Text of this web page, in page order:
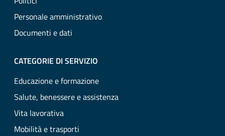
Personale amministrativo
Documenti e dati
CATEGORIE DI SERVIZIO
Educazione e formazione
Salute, benessere e assistenza
Vita lavorativa
Mobilità e trasporti